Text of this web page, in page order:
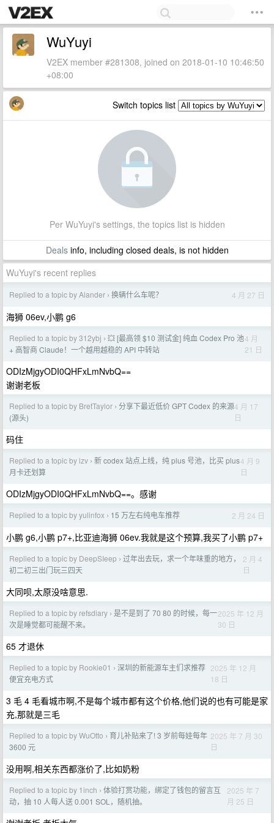
WuYuyi
V2EX member #281308, joined on 2018-01-10 10:46:50
+08:00
Switch topics list
Per WuYuyi's settings, the topics list is hidden
Dealsinfo, including closed deals, is not hidden
WuYuyi's recent replies
Replied to a topic by Alander › 换辆什么车呢？ 4 月 27 日
海狮 06ev,小鹏 g6
Replied to a topic by 312ybj › 💥 [最高领 $10 测试金] 纯血 Codex Pro 池
+ 高智商 Claude！一个越用越稳的 API 中转站
4 月
21 日
ODIzMjgyODI0QHFxLmNvbQ==
谢谢老板
Replied to a topic by BretTaylor › 分享下最近低价 GPT Codex 的来源
(源头)
4 月 17
日
码住
Replied to a topic by izv › 新 codex 站点上线，纯 plus 号池，比买 plus
月卡还划算
4 月 9
日
ODIzMjgyODI0QHFxLmNvbQ==。感谢
Replied to a topic by yulinfox › 15 万左右纯电车推荐 2 月 24 日
小鹏 g6,小鹏 p7+,比亚迪海狮 06ev.我就是这个预算,我买了小鹏 p7+
Replied to a topic by DeepSIeep › 过年出去玩，求一个年味重的地方，
初二初三出门玩三四天
2 月 4
日
大同呗,太原没啥意思.
Replied to a topic by refsdiary › 是不是到了 70 80 的时候，每一
次是睡觉都可能醒不来。
2025 年 12 月
30 日
65 才退休
Replied to a topic by Rookie01 › 深圳的新能源车主们求推荐
便宜充电方式
2025 年 12 月
18 日
3 毛 4 毛看城市啊,不是每个城市都有这个价格,他们说的也有可能是家
充,那就是三毛
Replied to a topic by WuOtto › 育儿补贴来了! 3 岁前每娃每年
3600 元
2025 年 7 月 30
日
没用啊,相关东西都涨价了,比如奶粉
Replied to a topic by 1inch › 体验打赏功能，绑定了钱包的留言互
动，抽 10 人每人送 0.001 SOL，随机抽。
2025 年 7
月 25 日